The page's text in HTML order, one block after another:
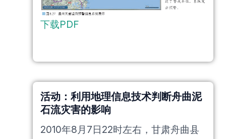
下载PDF
活动：利用地理信息技术判断舟曲泥
石流灾害的影响
2010年8月7日22时左右，甘肃舟曲县